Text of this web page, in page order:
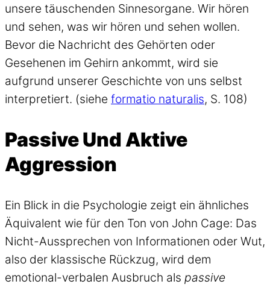
unsere täuschenden Sinnesorgane. Wir hören
und sehen, was wir hören und sehen wollen.
Bevor die Nachricht des Gehörten oder
Gesehenen im Gehirn ankommt, wird sie
aufgrund unserer Geschichte von uns selbst
interpretiert. (siehe formatio naturalis, S. 108)
Passive Und Aktive
Aggression
Ein Blick in die Psychologie zeigt ein ähnliches
Äquivalent wie für den Ton von John Cage: Das
Nicht-Aussprechen von Informationen oder Wut,
also der klassische Rückzug, wird dem
emotional-verbalen Ausbruch als passive